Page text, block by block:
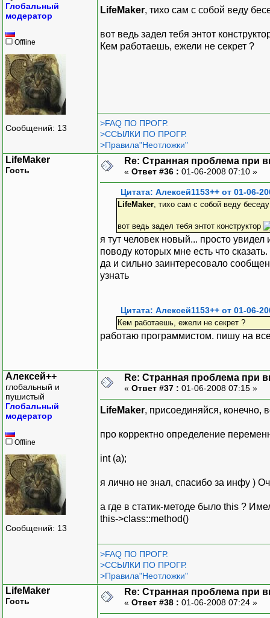
Глобальный
модератор
Offline
Сообщений: 13
LifeMaker, тихо сам с собой веду
вот ведь задел тебя энтот
Кем работаешь, ежели не секрет ?
>FAQ ПО ПРОГР.
>ССЫЛКИ ПО ПРОГР.
>Правила"Неотложки"
LifeMaker
Гость
Re: Странная проблема при
« Ответ #36 : 01-06-2008 07:10 »
Цитата: Алексей1153++ от 01-06-
LifeMaker, тихо сам с собой веду
вот ведь задел тебя энтот конструктор
я тут человек новый... просто
поводу которых мне есть что
да и сильно заинтересовало
узнать
Цитата: Алексей1153++ от 01-06-
Кем работаешь, ежели не секрет ?
работаю программистом. пишу на
Алексей++
глобальный и
пушистый
Глобальный
модератор
Offline
Сообщений: 13
Re: Странная проблема при
« Ответ #37 : 01-06-2008 07:15 »
LifeMaker, присоединяйся,
про корректно определение
int (a);
я лично не знал, спасибо за инфу )
а где в статик-методе было this ?
this->class::method()
>FAQ ПО ПРОГР.
>ССЫЛКИ ПО ПРОГР.
>Правила"Неотложки"
LifeMaker
Гость
Re: Странная проблема при
« Ответ #38 : 01-06-2008 07:24 »